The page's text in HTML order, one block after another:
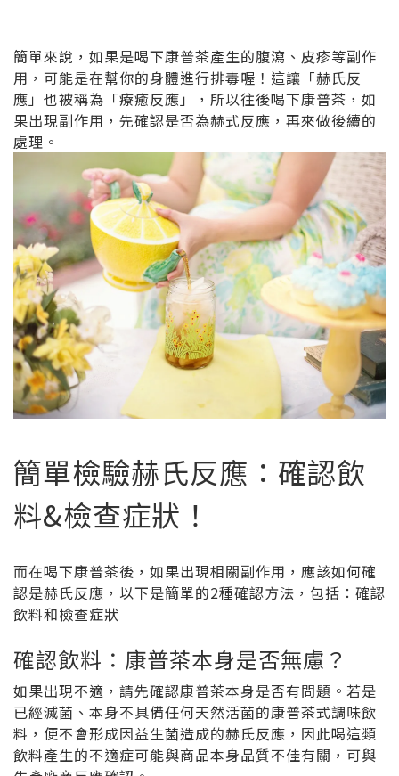
簡單來說，如果是喝下康普茶產生的腹瀉、皮疹等副作
用，可能是在幫你的身體進行排毒喔！這讓「赫氏反
應」也被稱為「療癒反應」，所以往後喝下康普茶，如
果出現副作用，先確認是否為赫式反應，再來做後續的
處理。
簡單檢驗赫氏反應：確認飲
料&檢查症狀！
而在喝下康普茶後，如果出現相關副作用，應該如何確
認是赫氏反應，以下是簡單的2種確認方法，包括： 確認
飲料和檢查症狀
確認飲料：康普茶本身是否無慮？
如果出現不適，請先確認康普茶本身是否有問題。若是
已經滅菌、本身不具備任何天然活菌的康普茶式調味飲
料，便不會形成因益生菌造成的赫氏反應，因此喝這類
飲料產生的不適症可能與商品本身品質不佳有關，可與